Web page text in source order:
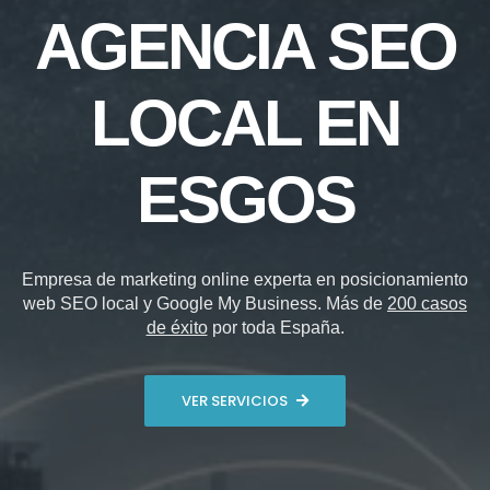
AGENCIA SEO
LOCAL EN
ESGOS
Empresa de marketing online experta en posicionamiento
web SEO local y Google My Business. Más de 200 casos
de éxitopor toda España.
VER SERVICIOS